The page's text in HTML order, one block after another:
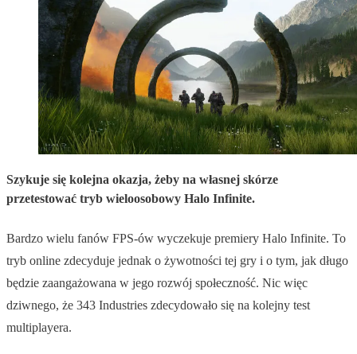
Szykuje się kolejna okazja, żeby na własnej skórze
przetestować tryb wieloosobowy Halo Infinite.
Bardzo wielu fanów FPS-ów wyczekuje premiery Halo Infinite. To
tryb online zdecyduje jednak o żywotności tej gry i o tym, jak długo
będzie zaangażowana w jego rozwój społeczność. Nic więc
dziwnego, że 343 Industries zdecydowało się na kolejny test
multiplayera.